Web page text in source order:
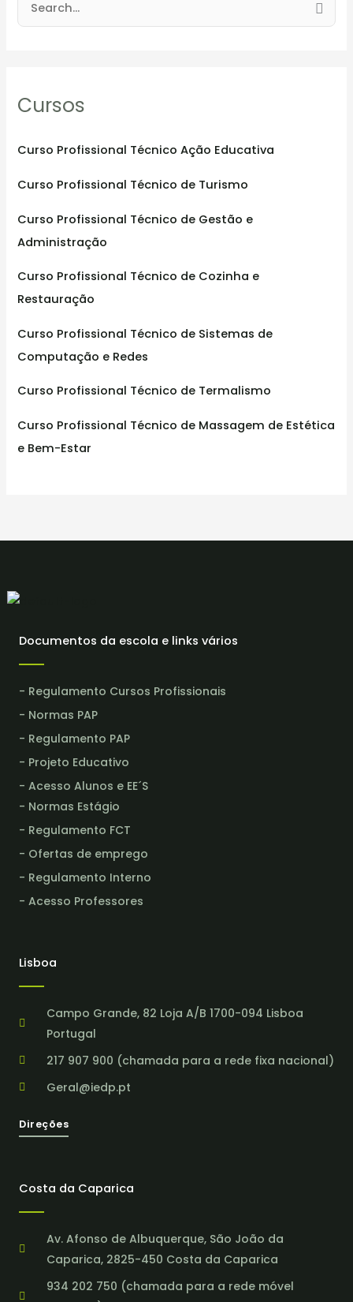
c
f
r
:
Cursos
Curso Profissional Técnico Ação Educativa
Curso Profissional Técnico de Turismo
Curso Profissional Técnico de Gestão e
Administração
Curso Profissional Técnico de Cozinha e
Restauração
Curso Profissional Técnico de Sistemas de
Computação e Redes
Curso Profissional Técnico de Termalismo
Curso Profissional Técnico de Massagem de Estética
e Bem-Estar
Documentos da escola e links vários
- Regulamento Cursos Profissionais
- Normas PAP
- Regulamento PAP
- Projeto Educativo
- Acesso Alunos e EE´S
- Normas Estágio
- Regulamento FCT
- Ofertas de emprego
- Regulamento Interno
- Acesso Professores
Lisboa
Campo Grande, 82 Loja A/B 1700-094 Lisboa
Portugal
217 907 900 (chamada para a rede fixa nacional)
Geral@iedp.pt
Direções
Costa da Caparica
Av. Afonso de Albuquerque, São João da
Caparica, 2825-450 Costa da Caparica
934 202 750 (chamada para a rede móvel